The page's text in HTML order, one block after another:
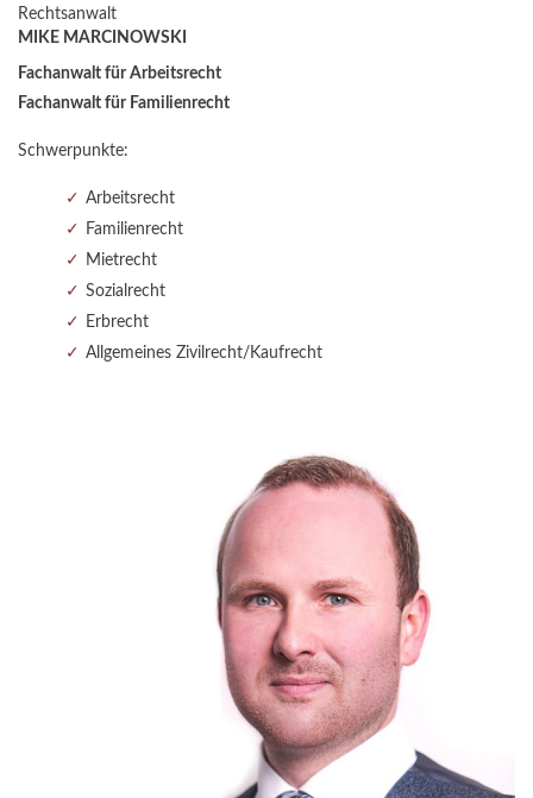
Rechtsanwalt
MIKE MARCINOWSKI
Fachanwalt für Arbeitsrecht
Fachanwalt für Familienrecht
Schwerpunkte:
Arbeitsrecht
Familienrecht
Mietrecht
Sozialrecht
Erbrecht
Allgemeines Zivilrecht/Kaufrecht